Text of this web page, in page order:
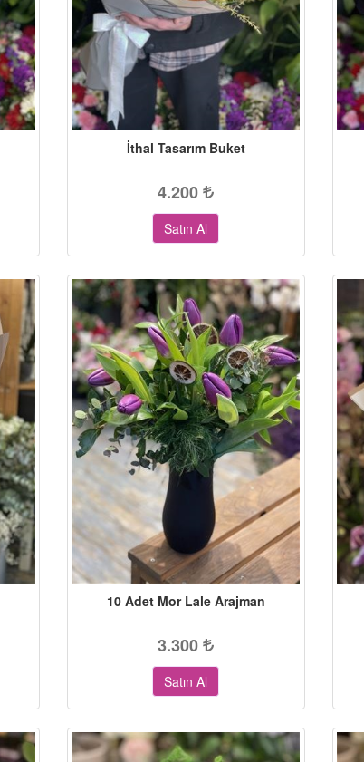
İthal Tasarım Buket
4.200
Satın Al
10 Adet Mor Lale Arajman
3.300
Satın Al